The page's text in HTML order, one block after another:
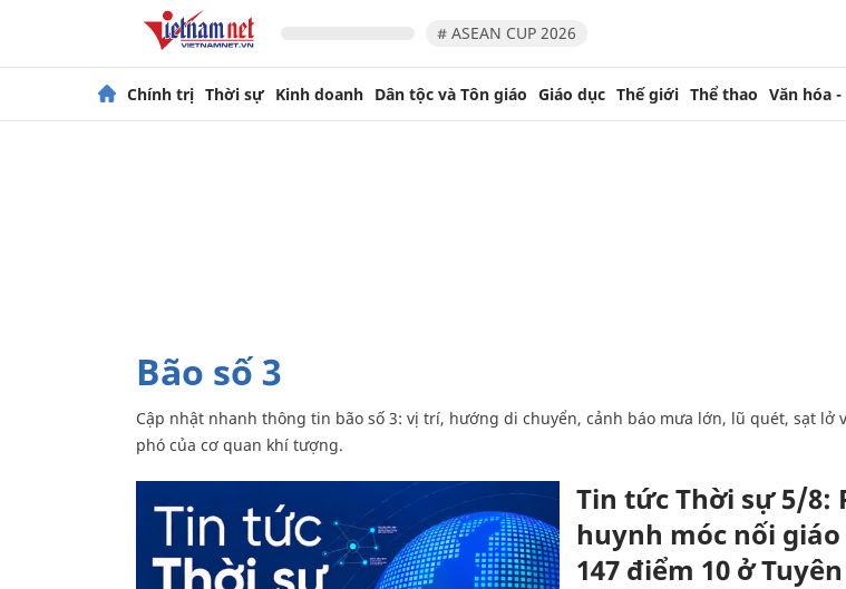
# ASEAN CUP 2026
Chính trị Thời sự Kinh doanh Dân tộc và Tôn giáo Giáo dục Thế giới Thể thao Văn hóa
Bão số 3
Cập nhật nhanh thông tin bão số 3: vị trí, hướng di chuyển, cảnh báo mưa lớn, lũ quét, sạt lở và khuyến cáo ứng
phó của cơ quan khí tượng.
Tin tức Thời sự 5/8:
huynh móc nối
147 điểm 10 ở